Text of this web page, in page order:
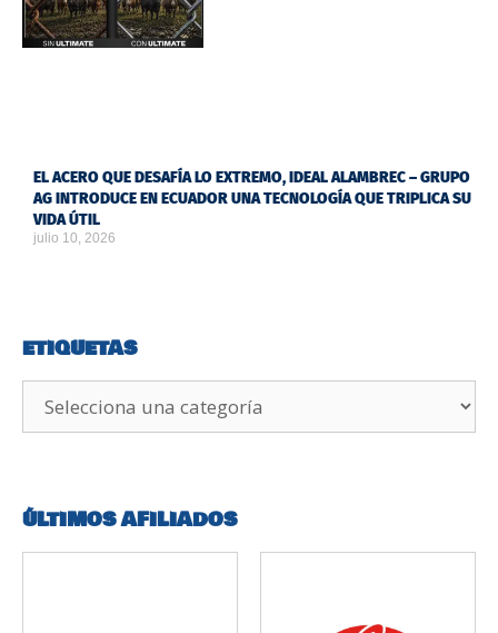
EL ACERO QUE DESAFÍA LO EXTREMO, IDEAL ALAMBREC – GRUPO
AG INTRODUCE EN ECUADOR UNA TECNOLOGÍA QUE TRIPLICA SU
VIDA ÚTIL
julio 10, 2026
ETIQUETAS
ÚLTIMOS AFILIADOS